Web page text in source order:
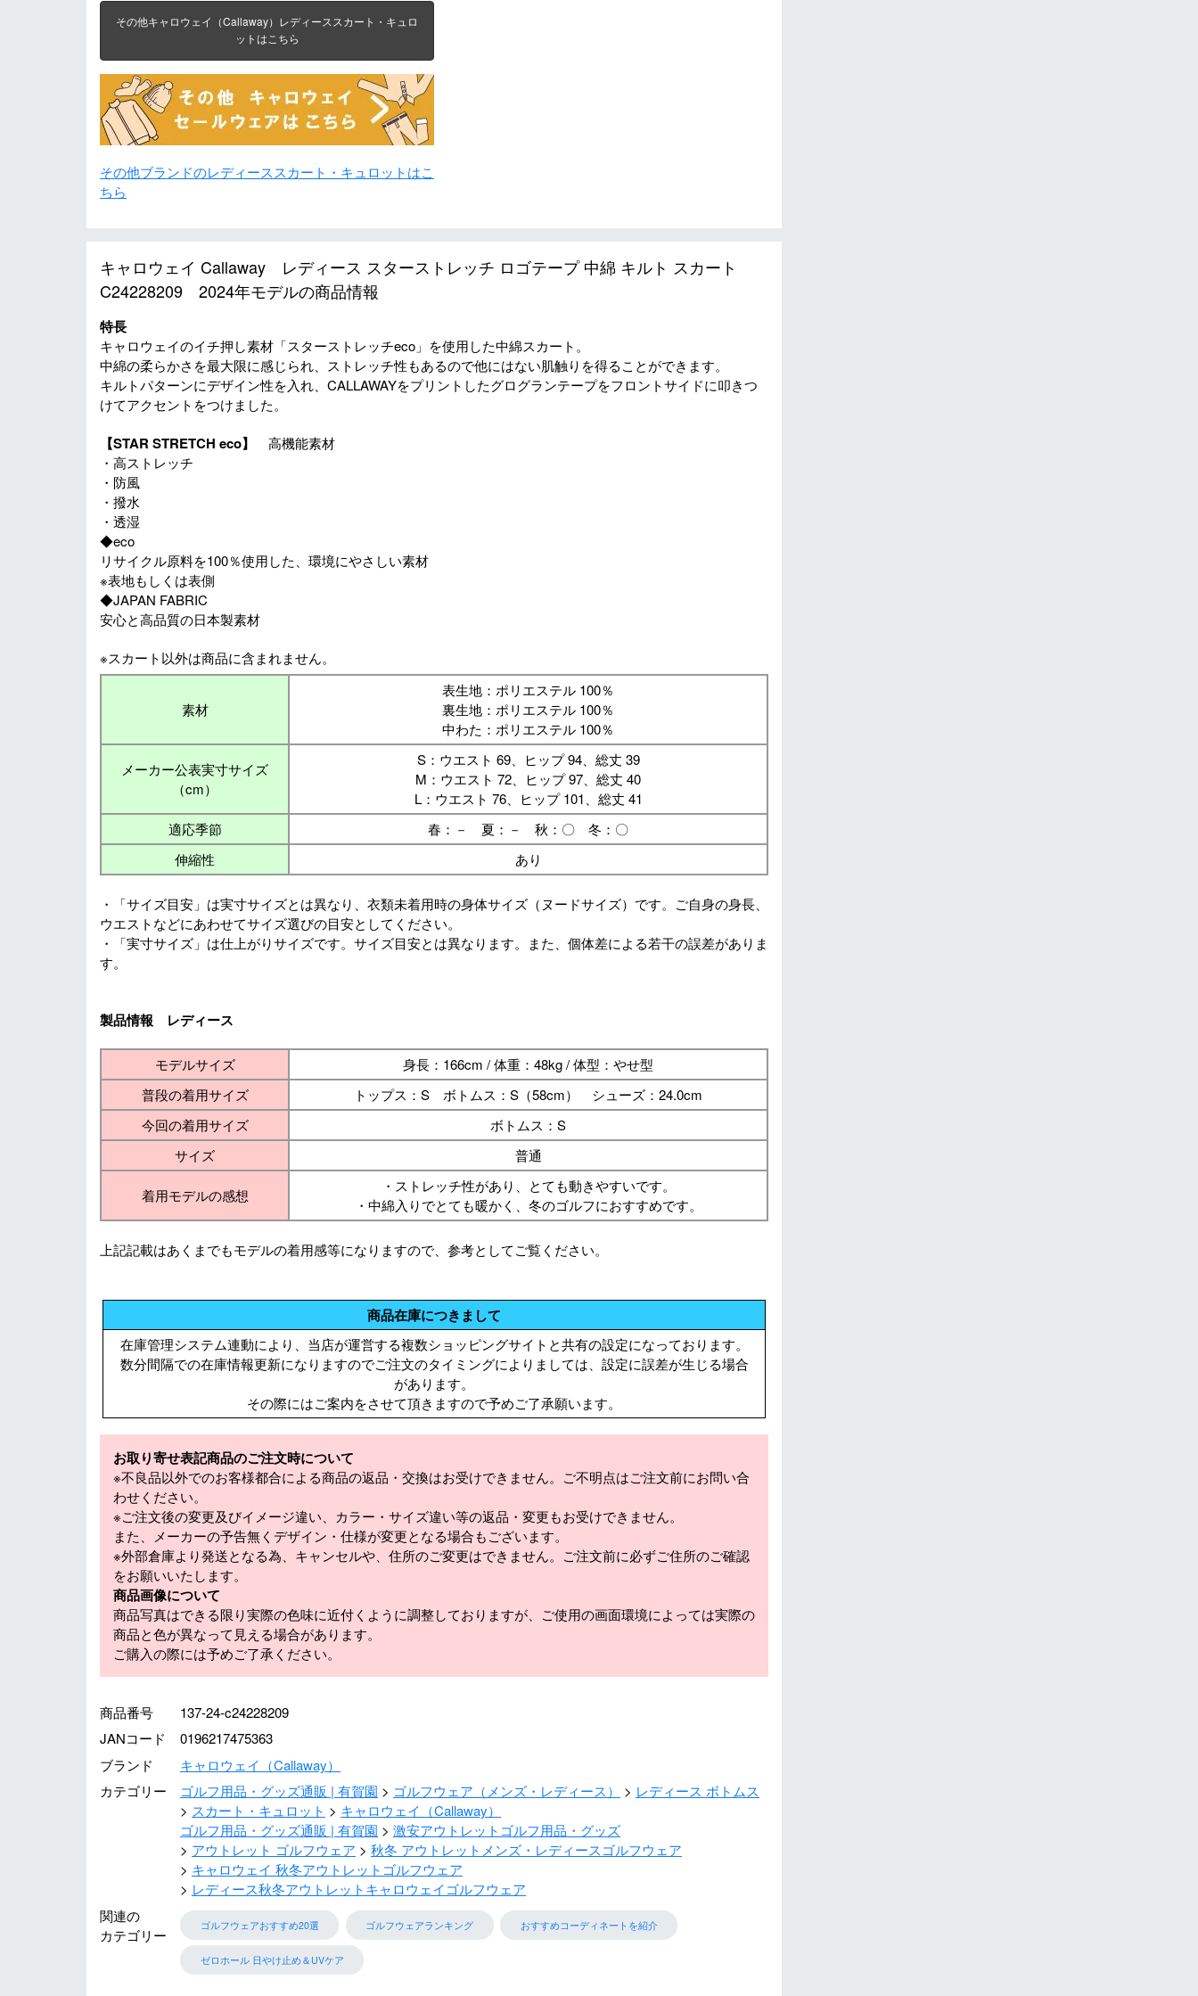
その他キャロウェイ（Callaway）レディーススカート・キュロ
ットはこちら
その他ブランドのレディーススカート・キュロットはこ
ちら
キャロウェイ Callaway レディース スターストレッチ ロゴテープ 中綿 キルト スカート
C24228209 2024年モデルの商品情報
特長
キャロウェイのイチ押し素材「スターストレッチeco」を使用した中綿スカート。
中綿の柔らかさを最大限に感じられ、ストレッチ性もあるので他にはない肌触りを得ることができます。
キルトパターンにデザイン性を入れ、CALLAWAYをプリントしたグログランテープをフロントサイドに叩きつ
けてアクセントをつけました。
【STAR STRETCH eco】
高機能素材
・高ストレッチ
・防風
・撥水
・透湿
◆eco
リサイクル原料を100％使用した、環境にやさしい素材
※表地もしくは表側
◆JAPAN FABRIC
安心と高品質の日本製素材
※スカート以外は商品に含まれません。
素材
表生地：ポリエステル 100％
裏生地：ポリエステル 100％
中わた：ポリエステル 100％
メーカー公表実寸サイズ
（cm）
S：ウエスト 69、ヒップ 94、総丈 39
M：ウエスト 72、ヒップ 97、総丈 40
L：ウエスト 76、ヒップ 101、総丈 41
適応季節
春：－ 夏：－ 秋：〇 冬：〇
伸縮性
あり
・「サイズ目安」は実寸サイズとは異なり、衣類未着用時の身体サイズ（ヌードサイズ）です。ご自身の身長、
ウエストなどにあわせてサイズ選びの目安としてください。
・「実寸サイズ」は仕上がりサイズです。サイズ目安とは異なります。また、個体差による若干の誤差がありま
す。
製品情報 レディース
モデルサイズ
身長：166cm / 体重：48kg / 体型：やせ型
普段の着用サイズ
トップス：S ボトムス：S（58cm） シューズ：24.0cm
今回の着用サイズ
ボトムス：S
サイズ
普通
着用モデルの感想
・ストレッチ性があり、とても動きやすいです。
・中綿入りでとても暖かく、冬のゴルフにおすすめです。
上記記載はあくまでもモデルの着用感等になりますので、参考としてご覧ください。
商品在庫につきまして
在庫管理システム連動により、当店が運営する複数ショッピングサイトと共有の設定になっております。
数分間隔での在庫情報更新になりますのでご注文のタイミングによりましては、設定に誤差が生じる場合
があります。
その際にはご案内をさせて頂きますので予めご了承願います。
お取り寄せ表記商品のご注文時について
※不良品以外でのお客様都合による商品の返品・交換はお受けできません。ご不明点はご注文前にお問い合
わせください。
※ご注文後の変更及びイメージ違い、カラー・サイズ違い等の返品・変更もお受けできません。
また、メーカーの予告無くデザイン・仕様が変更となる場合もございます。
※外部倉庫より発送となる為、キャンセルや、住所のご変更はできません。ご注文前に必ずご住所のご確認
をお願いいたします。
商品画像について
商品写真はできる限り実際の色味に近付くように調整しておりますが、ご使用の画面環境によっては実際の
商品と色が異なって見える場合があります。
ご購入の際には予めご了承ください。
商品番号
137-24-c24228209
JANコード
0196217475363
ブランド
キャロウェイ（Callaway）
カテゴリー
ゴルフ用品・グッズ通販 | 有賀園 ゴルフウェア（メンズ・レディース）
レディース ボトムス
スカート・キュロット
キャロウェイ（Callaway）
ゴルフ用品・グッズ通販 | 有賀園
激安アウトレットゴルフ用品・グッズ
アウトレット ゴルフウェア
秋冬 アウトレットメンズ・レディースゴルフウェア
キャロウェイ 秋冬アウトレットゴルフウェア
レディース秋冬アウトレットキャロウェイゴルフウェア
関連の
カテゴリー
ゴルフウェアおすすめ20選 ゴルフウェアランキング おすすめコーディネートを紹介
ゼロホール 日やけ止め＆UVケア